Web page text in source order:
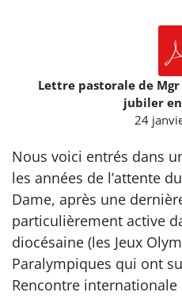
Lettre pastorale de
jubiler
24
Nous voici entrés dans
les années de l’attente
Dame, après une
particulièrement active
diocésaine (les Jeux
Paralympiques qui ont
Rencontre